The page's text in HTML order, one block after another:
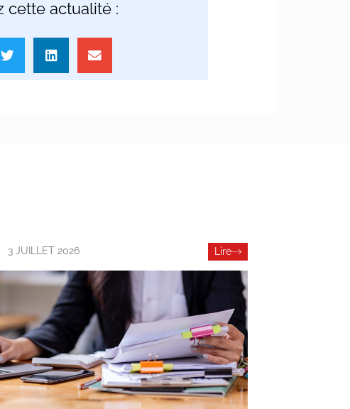
cette actualité :
3 JUILLET 2026 Lire